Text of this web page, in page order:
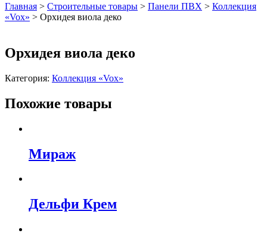
Главная > Строительные товары > Панели ПВХ > Коллекция
«Vox» > Орхидея виола деко
Орхидея виола деко
Категория: Коллекция «Vox»
Похожие товары
Мираж
Дельфи Крем